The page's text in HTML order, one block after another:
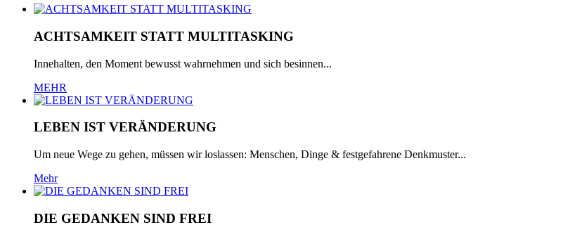
ACHTSAMKEIT STATT MULTITASKING
Innehalten, den Moment bewusst wahrnehmen und sich besinnen...
MEHR
LEBEN IST VERÄNDERUNG
Um neue Wege zu gehen, müssen wir loslassen: Menschen, Dinge & festgefahrene Denkmuster...
Mehr
DIE GEDANKEN SIND FREI